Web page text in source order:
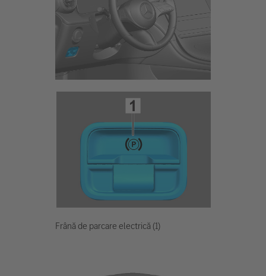
Frână de parcare electrică (1)